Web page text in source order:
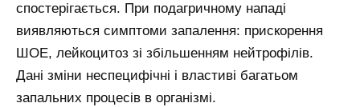
спостерігається. При подагричному нападі
виявляються симптоми запалення: прискорення
ШОЕ, лейкоцитоз зі збільшенням нейтрофілів.
Дані зміни неспецифічні і властиві багатьом
запальних процесів в організмі.